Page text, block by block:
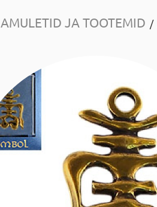
AMULETID JA TOOTEMID /